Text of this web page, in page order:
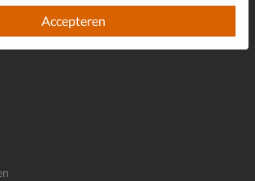
Accepteren